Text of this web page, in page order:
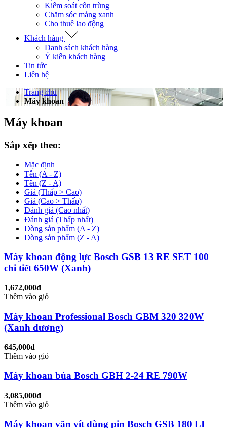
Kiểm soát côn trùng
Chăm sóc mảng xanh
Cho thuê lao động
Khách hàng
Danh sách khách hàng
Ý kiến khách hàng
Tin tức
Liên hệ
Trang chủ
Máy khoan
Máy khoan
Sắp xếp theo:
Mặc định
Tên (A - Z)
Tên (Z - A)
Giá (Thấp > Cao)
Giá (Cao > Thấp)
Đánh giá (Cao nhất)
Đánh giá (Thấp nhất)
Dòng sản phẩm (A - Z)
Dòng sản phẩm (Z - A)
Máy khoan động lực Bosch GSB 13 RE SET 100
chi tiết 650W (Xanh)
1,672,000đ
Thêm vào giỏ
Máy khoan Professional Bosch GBM 320 320W
(Xanh dương)
645,000đ
Thêm vào giỏ
Máy khoan búa Bosch GBH 2-24 RE 790W
3,085,000đ
Thêm vào giỏ
Máy khoan vặn vít dùng pin Bosch GSB 180 LI